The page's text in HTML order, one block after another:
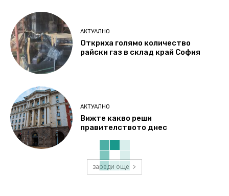
АКТУАЛНО
Откриха голямо количество
райски газ в склад край София
АКТУАЛНО
Вижте какво реши
правителството днес
зареди още